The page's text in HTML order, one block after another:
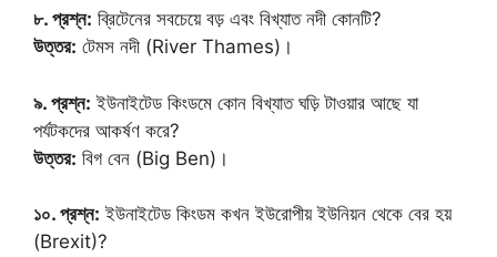
৮. প্রশ্ন: ব্রিটেনের সবচেয়ে বড় এবং বিখ্যাত নদী কোনটি?
উত্তর: টেমস নদী (River Thames)।
৯. প্রশ্ন: ইউনাইটেড কিংডমে কোন বিখ্যাত ঘড়ি টাওয়ার আছে যা
পর্যটকদের আকর্ষণ করে?
উত্তর: বিগ বেন (Big Ben)।
১০. প্রশ্ন: ইউনাইটেড কিংডম কখন ইউরোপীয় ইউনিয়ন থেকে বের হয়
(Brexit)?